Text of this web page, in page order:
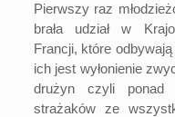
Pierwszy raz
brała udział w
Francji, które
ich jest wyłonienie
drużyn czyli ponad
strażaków ze